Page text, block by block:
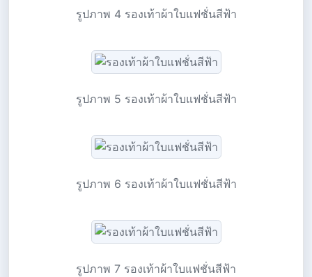
รูปภาพ 4 รองเท้าผ้าใบแฟชั่นสีฟ้า
รูปภาพ 5 รองเท้าผ้าใบแฟชั่นสีฟ้า
รูปภาพ 6 รองเท้าผ้าใบแฟชั่นสีฟ้า
รูปภาพ 7 รองเท้าผ้าใบแฟชั่นสีฟ้า